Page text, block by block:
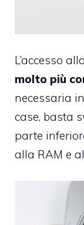
L’accesso
molto più
necessaria
case, basta
parte
alla RAM e